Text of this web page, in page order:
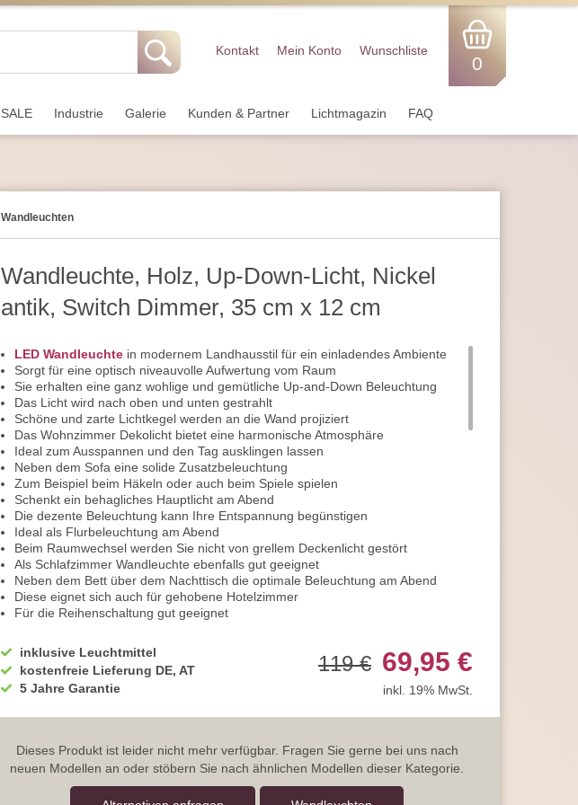
Kontakt Mein Konto Wunschliste
0
SALE Industrie Galerie Kunden & Partner Lichtmagazin FAQ
Wand­leuchten
Wandleuchte, Holz, Up-Down-Licht, Nickel
antik, Switch Dimmer, 35 cm x 12 cm
LED Wandleuchte in modernem Landhausstil für ein einladendes Ambiente
Sorgt für eine optisch niveauvolle Aufwertung vom Raum
Sie erhalten eine ganz wohlige und gemütliche Up-and-Down Beleuchtung
Das Licht wird nach oben und unten gestrahlt
Schöne und zarte Lichtkegel werden an die Wand projiziert
Das Wohnzimmer Dekolicht bietet eine harmonische Atmosphäre
Ideal zum Ausspannen und den Tag ausklingen lassen
Neben dem Sofa eine solide Zusatzbeleuchtung
Zum Beispiel beim Häkeln oder auch beim Spiele spielen
Schenkt ein behagliches Hauptlicht am Abend
Die dezente Beleuchtung kann Ihre Entspannung begünstigen
Ideal als Flurbeleuchtung am Abend
Beim Raumwechsel werden Sie nicht von grellem Deckenlicht gestört
Als Schlafzimmer Wandleuchte ebenfalls gut geeignet
Neben dem Bett über dem Nachttisch die optimale Beleuchtung am Abend
Diese eignet sich auch für gehobene Hotelzimmer
Für die Reihenschaltung gut geeignet
Schmückt auch gemütliche Cafés mit attraktivem Licht
Integriert ist ein Switch Dimmer
Dieser ermöglicht die Dimmung in 3 Stufen
Über den normalen Wandschalter erfolgt die Steuerung
Für eine gedämpfte Lichtstimmung zum Ausruhen
Bei einem Glas Wein ebenfalls eine schöne Lichtbegleitung
Schalten Sie erneut das Licht aus und wieder an, erhalten Sie eine Intensität
inklusive Leuchtmittel
kostenfreie Lieferung DE, AT
5 Jahre Garantie
119 € 69,95 €
inkl. 19% MwSt.
Dieses Produkt ist leider nicht mehr verfügbar. Fragen Sie gerne bei uns nach
neuen Modellen an oder stöbern Sie nach ähnlichen Modellen dieser Kategorie.